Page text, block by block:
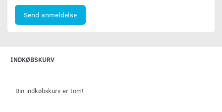
Send anmeldelse
INDKØBSKURV
Din indkøbskurv er tom!